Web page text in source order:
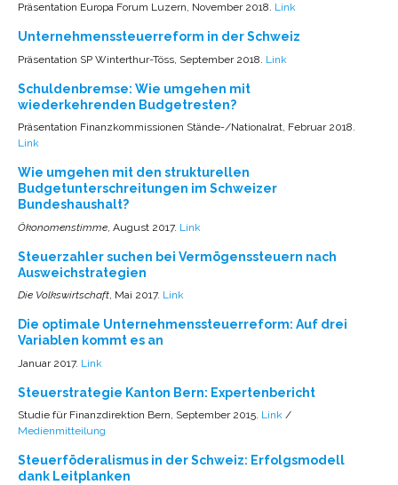
Präsentation Europa Forum Luzern, November 2018. Link
Unternehmenssteuerreform in der Schweiz
Präsentation SP Winterthur-Töss, September 2018. Link
Schuldenbremse: Wie umgehen mit
wiederkehrenden Budgetresten?
Präsentation Finanzkommissionen Stände-/Nationalrat, Februar 2018.
Link
Wie umgehen mit den strukturellen
Budgetunterschreitungen im Schweizer
Bundeshaushalt?
Ökonomenstimme , August 2017. Link
Steuerzahler suchen bei Vermögenssteuern nach
Ausweichstrategien
Die Volkswirtschaft, Mai 2017. Link
Die optimale Unternehmenssteuerreform: Auf drei
Variablen kommt es an
Januar 2017. Link
Steuerstrategie Kanton Bern: Expertenbericht
Studie für Finanzdirektion Bern, September 2015. Link /
Medienmitteilung
Steuerföderalismus in der Schweiz: Erfolgsmodell
dank Leitplanken